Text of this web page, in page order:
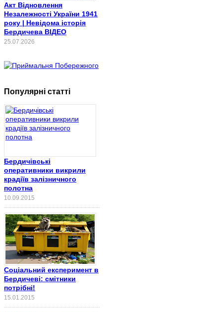
Акт Відновлення
Незалежності України 1941
року | Невідома історія
Бердичева ВІДЕО
25.07.2026
Популярні статті
Бердичівські
оперативники викрили
крадіїв залізничного
полотна
10.09.2015
Соціальний експеримент в
Бердичеві: смітники
потрібні!
15.01.2015